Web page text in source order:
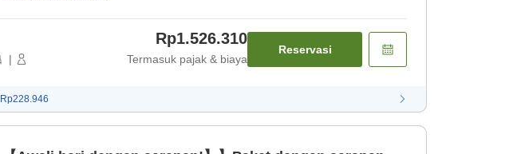
|
Rp1.526.310
Termasuk pajak & biaya
Reservasi
Rp228.946